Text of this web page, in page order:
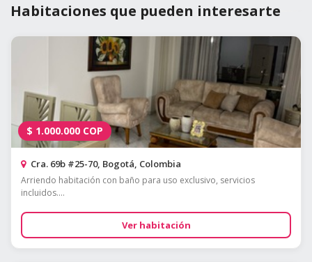
Habitaciones que pueden interesarte
$ 1.000.000 COP
Cra. 69b #25-70, Bogotá, Colombia
Arriendo habitación con baño para uso exclusivo, servicios
incluidos....
Ver habitación